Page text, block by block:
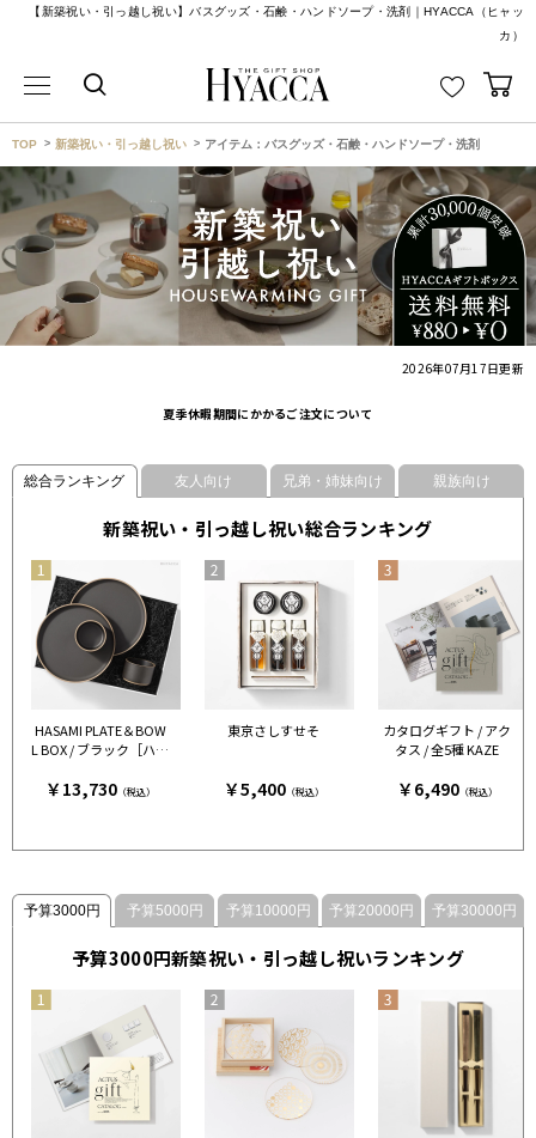
【新築祝い・引っ越し祝い】バスグッズ・石鹸・ハンドソープ・洗剤｜HYACCA（ヒャッ
カ）
TOP 新築祝い・引っ越し祝い アイテム：バスグッズ・石鹸・ハンドソープ・洗剤
2026年07月17日更新
夏季休暇期間にかかるご注文について
総合ランキング 友人向け 兄弟・姉妹向け 親族向け
新築祝い・引っ越し祝い総合ランキング
HASAMI PLATE＆BOW
L BOX / ブラック［ハサ
￥13,730（税込）
東京さしすせそ
￥5,400（税込）
カタログギフト / アク
タス / 全5種 KAZE
￥6,490（税込）
予算3000円 予算5000円 予算10000円 予算20000円 予算30000円
予算3000円新築祝い・引っ越し祝いランキング